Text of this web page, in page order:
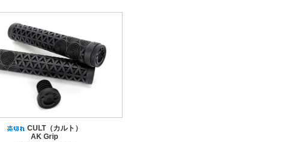
CULT（カルト）
AK Grip